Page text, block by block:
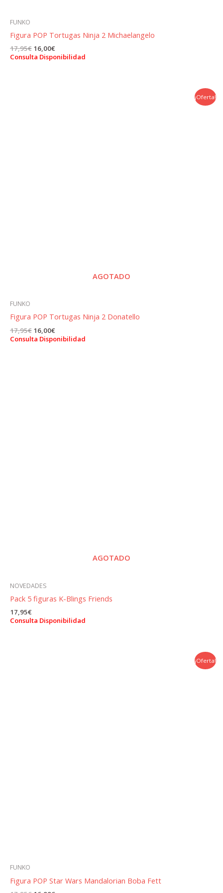
FUNKO
Figura POP Tortugas Ninja 2 Michaelangelo
17,95€ El
precio
16,00€
precio
Consulta Disponibilidad
¡Oferta!
AGOTADO
FUNKO
Figura POP Tortugas Ninja 2 Donatello
17,95€ El
precio
16,00€
precio
Consulta Disponibilidad
AGOTADO
NOVEDADES
Pack 5 figuras K-Blings Friends
17,95€
Consulta Disponibilidad
¡Oferta!
FUNKO
Figura POP Star Wars Mandalorian Boba Fett